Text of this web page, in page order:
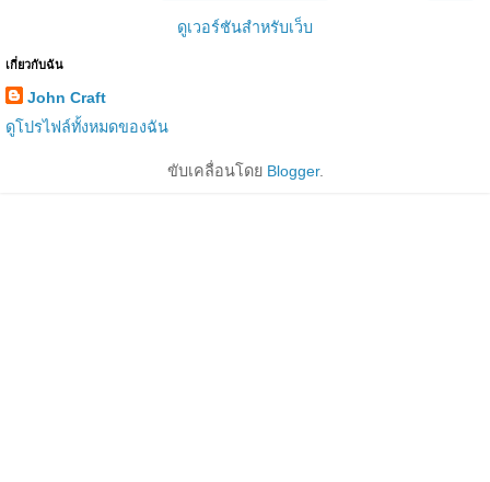
ดูเวอร์ชันสำหรับเว็บ
เกี่ยวกับฉัน
John Craft
ดูโปรไฟล์ทั้งหมดของฉัน
ขับเคลื่อนโดย Blogger.